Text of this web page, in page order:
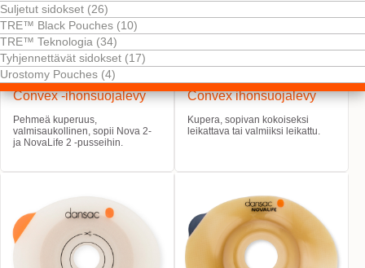
Suljetut sidokset (26)
TRE™ Black Pouches (10)
TRE™ Teknologia (34)
Tyhjennettävät sidokset (17)
Urostomy Pouches (4)
NovaLife TRE™ 2 Soft
Convex -ihonsuojalevy
Pehmeä kuperuus,
valmisaukollinen, sopii Nova 2-
ja NovaLife 2 ‑pusseihin.
NovaLife TRE™ 2
Convex ihonsuojalevy
Kupera, sopivan kokoiseksi
leikattava tai valmiiksi leikattu.